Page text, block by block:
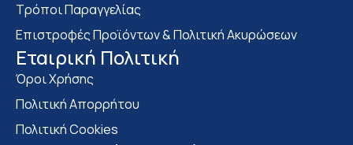
Τρόποι Παραγγελίας
Επιστροφές Προϊόντων & Πολιτική Ακυρώσεων
Eταιρική Πολιτική
Όροι Χρήσης
Πολιτική Απορρήτου
Πολιτική Cookies